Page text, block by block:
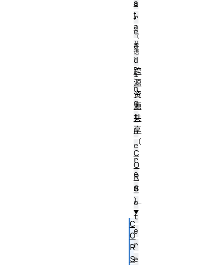
s
r
e
a
d
i
n
g
t
h
e
r
e
m
o
t
e
r
e
a
t
a
跨
源
资
源
共
享
（
C
O
R
S
）
C
O
R
S